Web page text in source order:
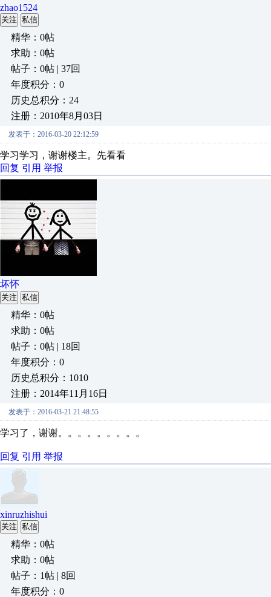
zhao1524
关注 私信
精华：0帖
求助：0帖
帖子：0帖 | 37回
年度积分：0
历史总积分：24
注册：2010年8月03日
发表于：2016-03-20 22:12:59
学习学习，谢谢楼主。先看看
回复 引用 举报
坏怀
关注 私信
精华：0帖
求助：0帖
帖子：0帖 | 18回
年度积分：0
历史总积分：1010
注册：2014年11月16日
发表于：2016-03-21 21:48:55
学习了，谢谢。。。。。。。。。
回复 引用 举报
xinruzhishui
关注 私信
精华：0帖
求助：0帖
帖子：1帖 | 8回
年度积分：0